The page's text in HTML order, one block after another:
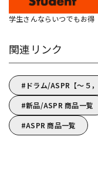
学生さんならいつでもお得
関連リンク
ドラム/ASPR【～５
新品/ASPR 商品一覧
ASPR 商品一覧